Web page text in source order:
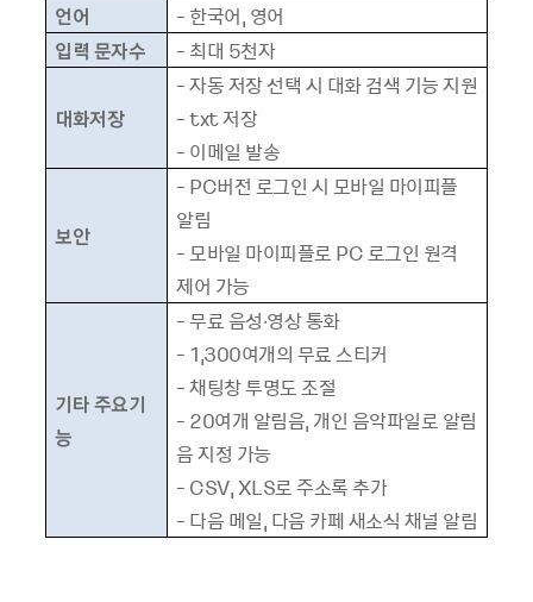
언어
- 한국어, 영어
입력 문자수
- 최대 5천자
대화저장
-자동 저장 선택 시 대화 검색 기능 지원
- txt저장
- 이메일 발송
보안
- PC버전 로그인 시 모바일 마이피플
알림
-모바일 마이피플로 PC로그인 원격
제어 가능
기타 주요기
능
-무료 음성∙영상 통화
- 1,300여개의 무료 스티커
-채팅창 투명도 조절
- 20여개 알림음, 개인 음악파일로 알림
음 지정 가능
- CSV, XLS로 주소록 추가
- 다음 메일, 다음 카페 새소식 채널 알림